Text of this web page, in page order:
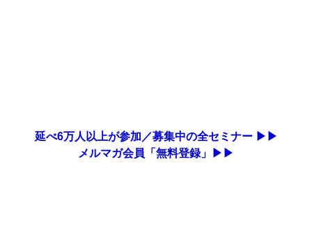
延べ6万人以上が参加／募集中の全セミナー ▶▶
メルマガ会員「無料登録」▶▶